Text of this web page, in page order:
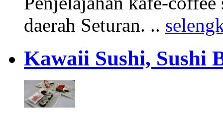
daerah Seturan. ..
Kawaii Sushi, Sushi